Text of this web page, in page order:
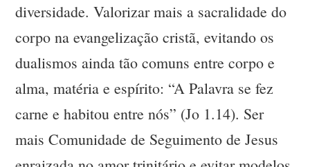
diversidade. Valorizar mais a sacralidade do
corpo na evangelização cristã, evitando os
dualismos ainda tão comuns entre corpo e
alma, matéria e espírito: “A Palavra se fez
carne e habitou entre nós” (Jo 1.14). Ser
mais Comunidade de Seguimento de Jesus